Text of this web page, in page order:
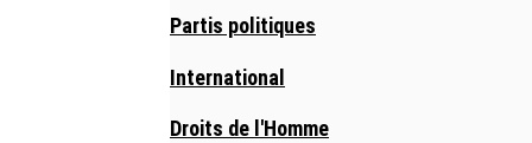
Partis politiques
International
Droits de l'Homme